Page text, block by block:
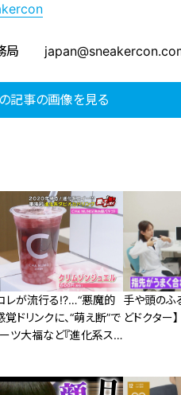
事務局
記事の画像を見る
レが流行る!?…“悪魔的
ドリンクに、“萌え断”で
ツ大福など『進化系スイ
手や頭のふ
どドクター】